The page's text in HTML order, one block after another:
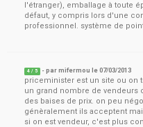
l'étranger), emballage à toute
défaut, y compris lors d'une
professionnel. système de
4 / 5 - parmifermou le07/03/2013
priceminister est un site ou on
un grand nombre de vendeurs
des baises de prix. on peu
génèralement ils acceptent
si on est vendeur, c'est plus